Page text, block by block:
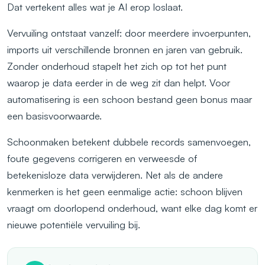
Dat vertekent alles wat je AI erop loslaat.
Vervuiling ontstaat vanzelf: door meerdere invoerpunten,
imports uit verschillende bronnen en jaren van gebruik.
Zonder onderhoud stapelt het zich op tot het punt
waarop je data eerder in de weg zit dan helpt. Voor
automatisering is een schoon bestand geen bonus maar
een basisvoorwaarde.
Schoonmaken betekent dubbele records samenvoegen,
foute gegevens corrigeren en verweesde of
betekenisloze data verwijderen. Net als de andere
kenmerken is het geen eenmalige actie: schoon blijven
vraagt om doorlopend onderhoud, want elke dag komt er
nieuwe potentiële vervuiling bij.